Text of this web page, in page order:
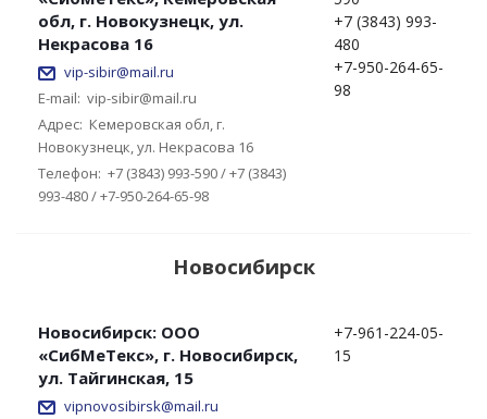
обл, г. Новокузнецк, ул.
Некрасова 16
vip-sibir@mail.ru
E-mail: vip-sibir@mail.ru
Адрес: Кемеровская обл, г.
Новокузнецк, ул. Некрасова 16
Телефон: +7 (3843) 993-590 / +7 (3843)
993-480 / +7-950-264-65-98
+7 (3843) 993-
480
+7-950-264-65-
98
Новосибирск
Новосибирск: ООО
«СибМеТекс», г. Новосибирск,
ул. Тайгинская, 15
vipnovosibirsk@mail.ru
+7-961-224-05-
15